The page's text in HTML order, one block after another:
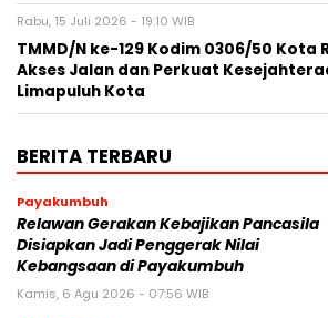
Rabu, 15 Juli 2026 - 19:10 WIB
TMMD/N ke-129 Kodim 0306/50 Kota
Akses Jalan dan Perkuat
Limapuluh Kota
BERITA TERBARU
Payakumbuh
Relawan Gerakan Kebajikan Pancasila
Disiapkan Jadi Penggerak Nilai
Kebangsaan di Payakumbuh
Kamis, 6 Agu 2026 - 07:56 WIB